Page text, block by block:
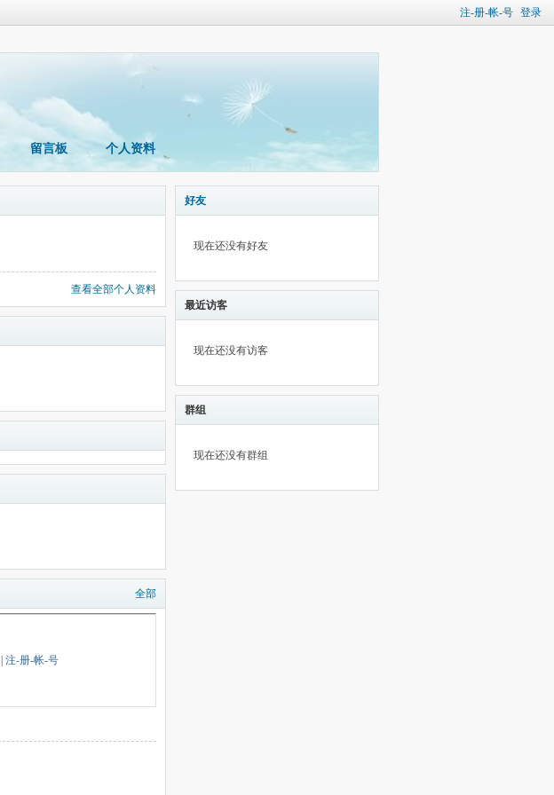
注-册-帐-号 登录
留言板 个人资料
查看全部个人资料
全部
注-册-帐-号
好友
现在还没有好友
最近访客
现在还没有访客
群组
现在还没有群组